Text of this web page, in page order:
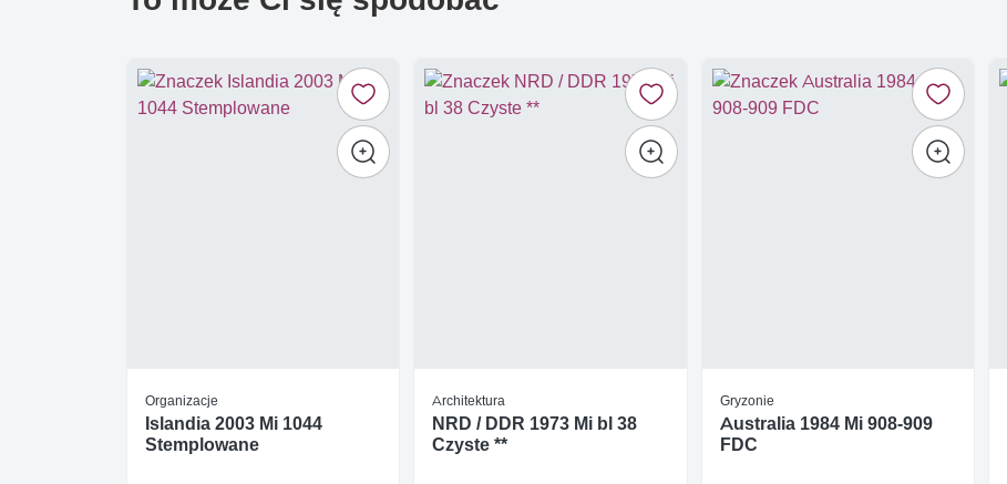
Organizacje
Islandia 2003 Mi 1044
Stemplowane
Architektura
NRD / DDR 1973 Mi bl 38
Czyste **
Gryzonie
Australia 1984 Mi 908-909
FDC